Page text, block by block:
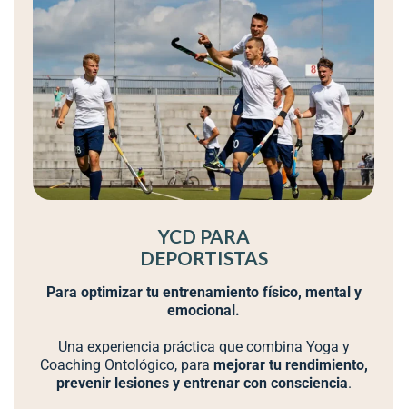
YCD PARA
DEPORTISTAS
Para optimizar tu entrenamiento físico, mental y
emocional.
Una experiencia práctica que combina Yoga y
Coaching Ontológico, para mejorar tu rendimiento,
prevenir lesiones y entrenar con consciencia.